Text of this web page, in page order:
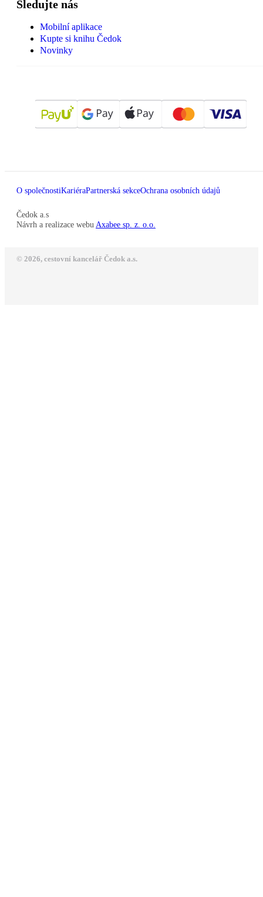
Sledujte nás
Mobilní aplikace
Kupte si knihu Čedok
Novinky
O společnostiKariéraPartnerská sekceOchrana osobních údajů
Čedok a.s
Návrh a realizace webu Axabee sp. z. o.o.
© 2026, cestovní kancelář Čedok a.s.